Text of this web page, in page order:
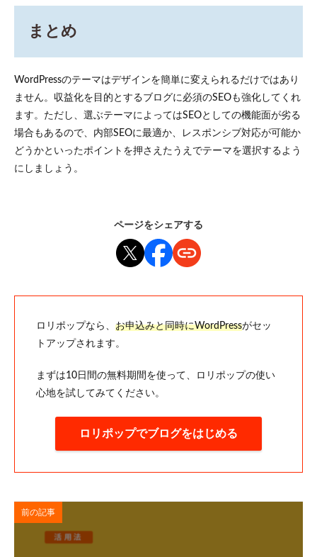
まとめ
WordPressのテーマはデザインを簡単に変えられるだけではあり
ません。収益化を目的とするブログに必須のSEOも強化してくれ
ます。ただし、選ぶテーマによってはSEOとしての機能面が劣る
場合もあるので、内部SEOに最適か、レスポンシブ対応が可能か
どうかといったポイントを押さえたうえでテーマを選択するよう
にしましょう。
ページをシェアする
ロリポップなら、 お申込みと同時にWordPressがセッ
トアップされます。
まずは10日間の無料期間を使って、ロリポップの使い
心地を試してみてください。
ロリポップでブログをはじめる
前の記事